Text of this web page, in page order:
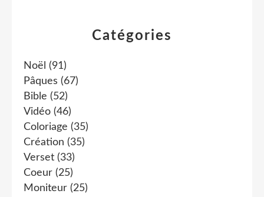
Catégories
Noël (91)
Pâques (67)
Bible (52)
Vidéo (46)
Coloriage (35)
Création (35)
Verset (33)
Coeur (25)
Moniteur (25)